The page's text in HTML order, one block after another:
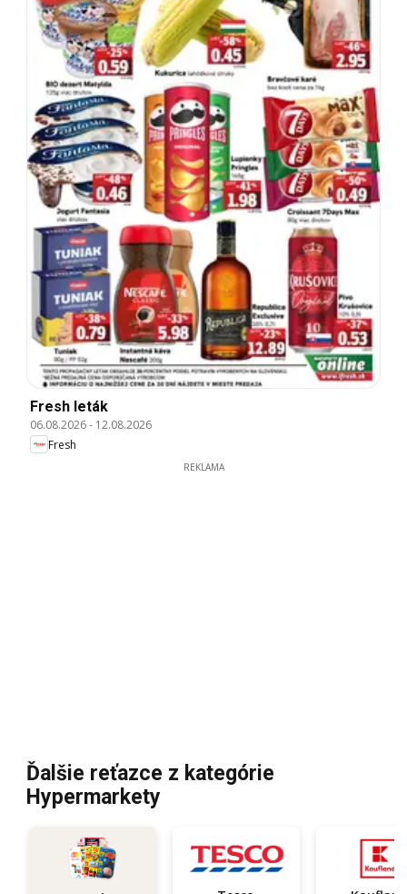
Fresh leták
06.08.2026- 12.08.2026
Fresh
REKLAMA
Ďalšie reťazce z kategórie
Hypermarkety